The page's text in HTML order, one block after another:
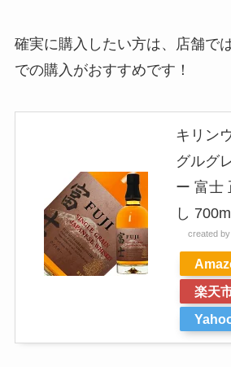
確実に購入したい方は、店舗で
での購入がおすすめです！
キリン
グルグ
ー 富士
し 700ml
created by
楽天